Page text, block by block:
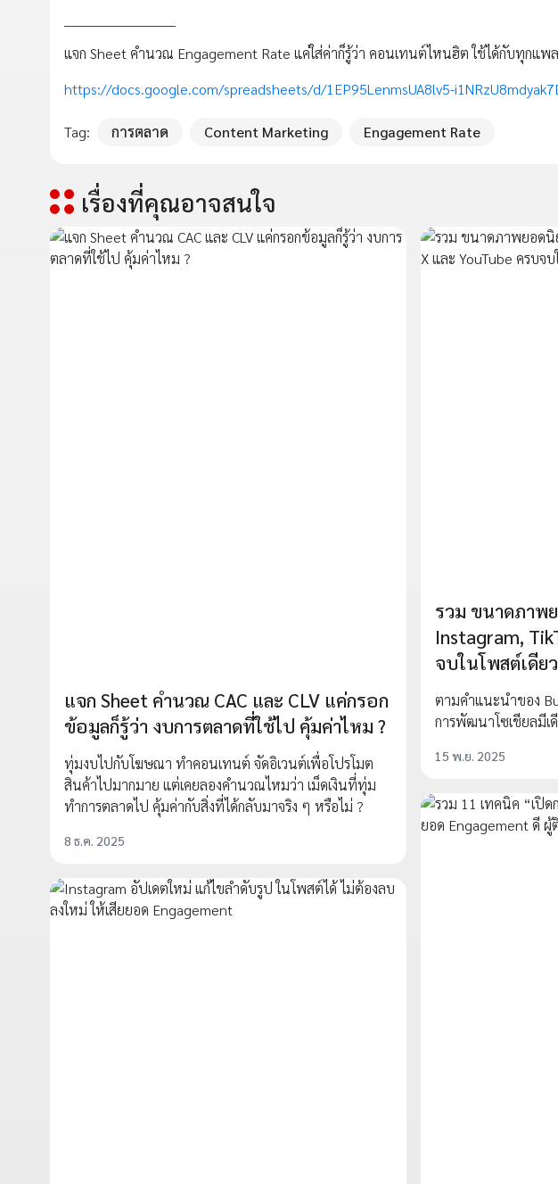
แจก Sheet คำนวณ Engagement Rate แค่ใส่ค่าก็รู้ว่า คอนเทนต์ไหนฮิต ใช้ได้กับทุกแพ
https://docs.google.com/spreadsheets/d/1EP95LenmsUA8lv5-
Tag: การตลาด Content Marketing Engagement Rate
เรื่องที่คุณอาจสนใจ
แจก Sheet คำนวณ CAC และ CLV แค่กรอก
ข้อมูลก็รู้ว่า งบการตลาดที่ใช้ไป คุ้มค่าไหม ?
ทุ่มงบไปกับโฆษณา ทำคอนเทนต์ จัดอิเวนต์เพื่อโปรโมต
สินค้าไปมากมาย แต่เคยลองคำนวณไหมว่า เม็ดเงินที่ทุ่ม
ทำการตลาดไป คุ้มค่ากับสิ่งที่ได้กลับมาจริง ๆ หรือไม่ ?
8 ธ.ค. 2025
รวม ขนาดภาพ
Instagram,
จบในโพสต์เดียว
ตามคำแนะนำของ
การพัฒนาโซเชียลมีเ
15 พ.ย. 2025